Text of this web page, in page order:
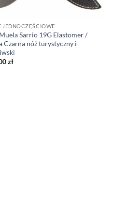
JEDNOCZĘŚCIOWE
Sarrio 19G Elastomer /
Czarna nóż turystyczny i
zł